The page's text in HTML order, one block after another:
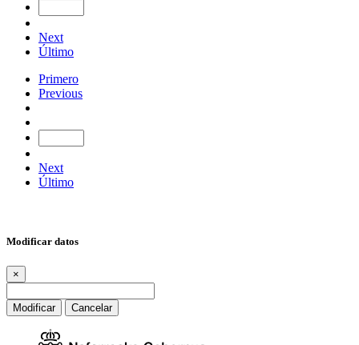
Next
Último
Primero
Previous
Next
Último
Modificar datos
×
Modificar Cancelar